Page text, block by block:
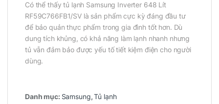
Có thể thấy tủ lạnh Samsung Inverter 648 Lít
RF59C766FB1/SV là sản phẩm cực kỳ đáng đầu tư
để bảo quản thực phẩm trong gia đình tốt hơn. Dù
dung tích khủng, có khả năng làm lạnh nhanh nhưng
tủ vẫn đảm bảo được yếu tố tiết kiệm điện cho người
dùng.
Danh mục: Samsung,Tủ lạnh